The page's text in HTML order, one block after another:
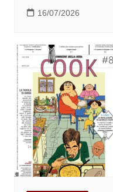
16/07/2026